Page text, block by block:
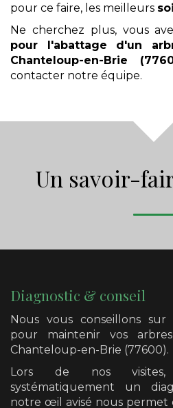
pour ce faire, les meilleurs
Ne cherchez plus, vous
pour l'abattage d'un
Chanteloup-en-Brie
contacter notre équipe.
Un savoir-
Diagnostic & conseil
Nous vous conseillons
pour maintenir vos
Chanteloup-en-Brie (77600).
Lors de nos visites,
systématiquement un
notre œil avisé nous